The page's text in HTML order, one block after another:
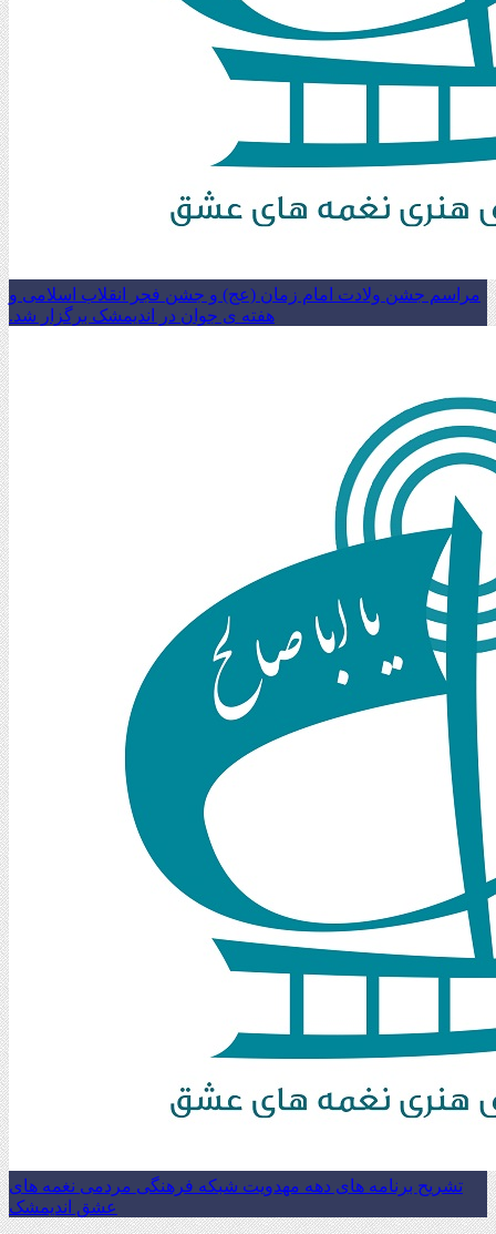
مراسم جشن ولادت امام زمان (عج) و جشن فجر انقلاب اسلامی و
هفته ی جوان در اندیمشک برگزار شد.
تشریح برنامه های دهه مهدویت شبکه فرهنگی مردمی نغمه های
عشق اندیمشک